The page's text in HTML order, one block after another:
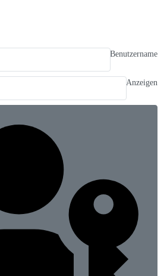
Benutzername
Anzeigen